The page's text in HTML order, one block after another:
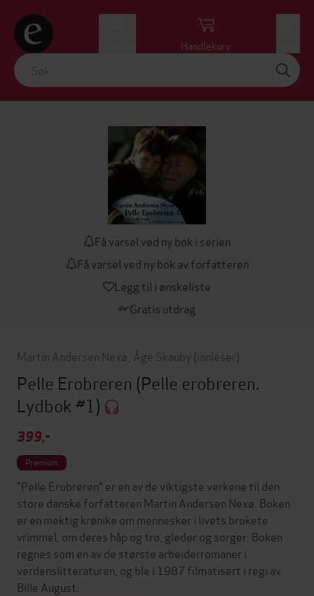
Handlekurv
Få varsel ved ny bok i serien
Få varsel ved ny bok av forfatteren
Legg til i ønskeliste
Gratis utdrag
Martin Andersen Nexø Åge Skauby (innleser)
Pelle Erobreren (Pelle erobreren.
Lydbok #1)
399,-
Premium
"Pelle Erobreren" er en av de viktigste verkene til den
store danske forfatteren Martin Andersen Nexø. Boken
er en mektig krønike om mennesker i livets brokete
vrimmel, om deres håp og tro, gleder og sorger. Boken
regnes som en av de største arbeiderromaner i
verdenslitteraturen, og ble i 1987 filmatisert i regi av
Bille August.